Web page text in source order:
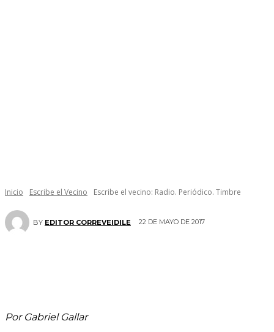
Inicio Escribe el Vecino Escribe el vecino: Radio. Periódico. Timbre
BY EDITOR CORREVEIDILE 22 DE MAYO DE 2017
Por Gabriel Gallar